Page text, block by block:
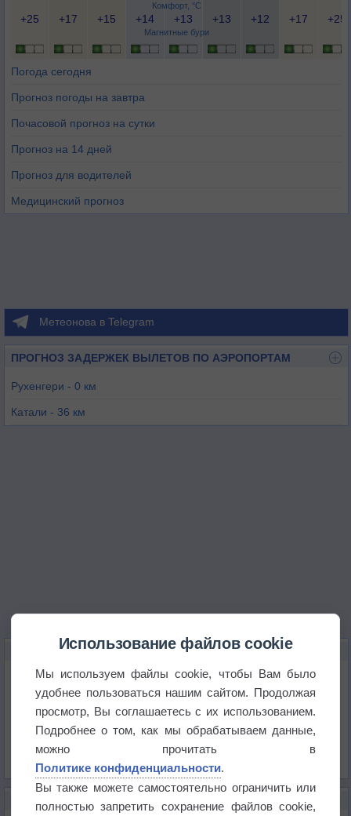
Комфорт, °C
Магнитные бури
+25 +17 +15 +14 +13 +13 +12 +17 +25
Погода сегодня
Прогноз погоды на завтра
Почасовой прогноз на сутки
Прогноз на 14 дней
Прогноз для водителей
Медицинский прогноз
Метеонова в Telegram
ПРОГНОЗ ЗАДЕРЖЕК ВЫЛЕТОВ ПО АЭРОПОРТАМ
Рухенгери - 0 км
Катали - 36 км
КАРТЫ ПОГОДЫ В РУХЕНГЕРИ
Температура
Давление
Осадки
Список всех карт
Использование файлов cookie
Мы используем файлы cookie, чтобы Вам было
удобнее пользоваться нашим сайтом. Продолжая
просмотр, Вы соглашаетесь с их использованием.
Подробнее о том, как мы обрабатываем данные,
можно прочитать в
Политике конфиденциальности.
Вы также можете самостоятельно ограничить или
полностью запретить сохранение файлов cookie,